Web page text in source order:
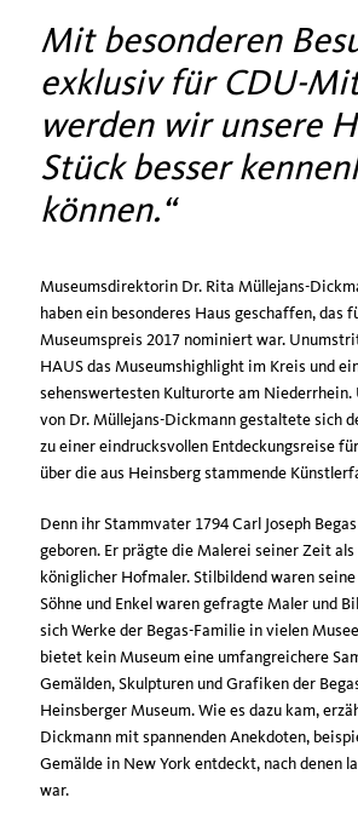
Mit besonderen
exklusiv für CDU-
werden wir unsere
Stück besser
können.
Museumsdirektorin Dr. Rita Müllejans-
haben ein besonderes Haus geschaffen, das
Museumspreis 2017 nominiert war.
HAUS das Museumshighlight im Kreis und
sehenswertesten Kulturorte am Niederrhein.
von Dr. Müllejans-Dickmann gestaltete sich
zu einer eindrucksvollen Entdeckungsreise
über die aus Heinsberg stammende
Denn ihr Stammvater 1794 Carl Joseph
geboren. Er prägte die Malerei seiner Zeit
königlicher Hofmaler. Stilbildend waren
Söhne und Enkel waren gefragte Maler und
sich Werke der Begas-Familie in vielen
bietet kein Museum eine umfangreichere
Gemälden, Skulpturen und Grafiken der
Heinsberger Museum. Wie es dazu kam,
Dickmann mit spannenden Anekdoten,
Gemälde in New York entdeckt, nach denen
war.